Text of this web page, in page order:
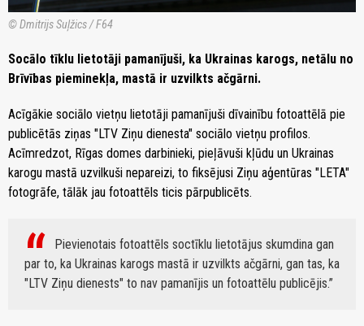
© Dmitrijs Suļžics / F64
Socālo tīklu lietotāji pamanījuši, ka Ukrainas karogs, netālu no
Brīvības pieminekļa, mastā ir uzvilkts ačgārni.
Acīgākie sociālo vietņu lietotāji pamanījuši dīvainību fotoattēlā pie
publicētās ziņas "LTV Ziņu dienesta" sociālo vietņu profilos.
Acīmredzot, Rīgas domes darbinieki, pieļāvuši kļūdu un Ukrainas
karogu mastā uzvilkuši nepareizi, to fiksējusi Ziņu aģentūras "LETA"
fotogrāfe, tālāk jau fotoattēls ticis pārpublicēts.
Pievienotais fotoattēls soctīklu lietotājus skumdina gan
par to, ka Ukrainas karogs mastā ir uzvilkts ačgārni, gan tas, ka
"LTV Ziņu dienests" to nav pamanījis un fotoattēlu publicējis.